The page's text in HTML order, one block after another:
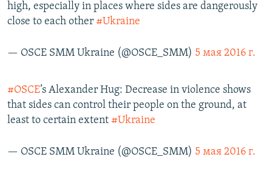
high, especially in places where sides are dangerously
close to each other #Ukraine
— OSCE SMM Ukraine (@OSCE_SMM) 5 мая 2016 г.
#OSCE’s Alexander Hug: Decrease in violence shows
that sides can control their people on the ground, at
least to certain extent #Ukraine
— OSCE SMM Ukraine (@OSCE_SMM) 5 мая 2016 г.